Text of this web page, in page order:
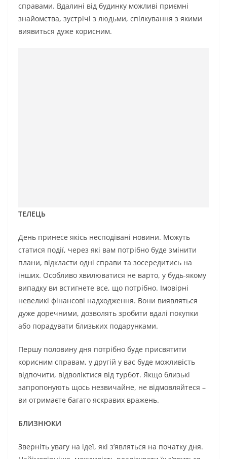
справами. Вдалині від будинку можливі приємні
знайомства, зустрічі з людьми, спілкування з якими
виявиться дуже корисним.
ТЕЛЕЦЬ
День принесе якісь несподівані новини. Можуть
статися події, через які вам потрібно буде змінити
плани, відкласти одні справи та зосередитись на
інших. Особливо хвилюватися не варто, у будь-якому
випадку ви встигнете все, що потрібно. Імовірні
невеликі фінансові надходження. Вони виявляться
дуже доречними, дозволять зробити вдалі покупки
або порадувати близьких подарунками.
Першу половину дня потрібно буде присвятити
корисним справам, у другій у вас буде можливість
відпочити, відволіктися від турбот. Якщо близькі
запропонують щось незвичайне, не відмовляйтеся –
ви отримаєте багато яскравих вражень.
БЛИЗНЮКИ
Зверніть увагу на ідеї, які з’являться на початку дня.